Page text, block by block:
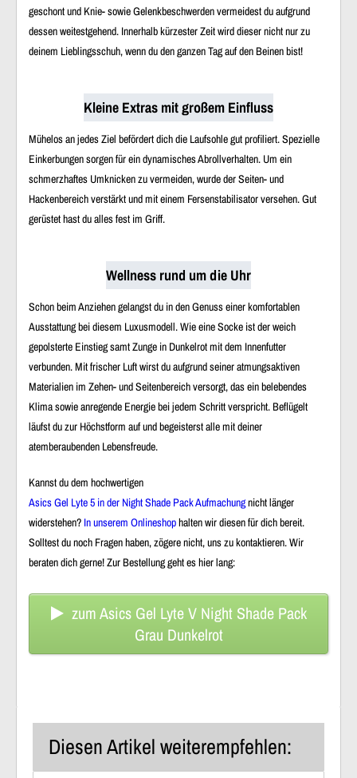
geschont und Knie- sowie Gelenkbeschwerden vermeidest du aufgrund
dessen weitestgehend. Innerhalb kürzester Zeit wird dieser nicht nur zu
deinem Lieblingsschuh, wenn du den ganzen Tag auf den Beinen bist!
Kleine Extras mit großem Einfluss
Mühelos an jedes Ziel befördert dich die Laufsohle gut profiliert. Spezielle
Einkerbungen sorgen für ein dynamisches Abrollverhalten. Um ein
schmerzhaftes Umknicken zu vermeiden, wurde der Seiten- und
Hackenbereich verstärkt und mit einem Fersenstabilisator versehen. Gut
gerüstet hast du alles fest im Griff.
Wellness rund um die Uhr
Schon beim Anziehen gelangst du in den Genuss einer komfortablen
Ausstattung bei diesem Luxusmodell. Wie eine Socke ist der weich
gepolsterte Einstieg samt Zunge in Dunkelrot mit dem Innenfutter
verbunden. Mit frischer Luft wirst du aufgrund seiner atmungsaktiven
Materialien im Zehen- und Seitenbereich versorgt, das ein belebendes
Klima sowie anregende Energie bei jedem Schritt verspricht. Beflügelt
läufst du zur Höchstform auf und begeisterst alle mit deiner
atemberaubenden Lebensfreude.
Kannst du dem hochwertigen
Asics Gel Lyte 5 in der Night Shade Pack Aufmachungnicht länger
widerstehen? In unserem Onlineshophalten wir diesen für dich bereit.
Solltest du noch Fragen haben, zögere nicht, uns zu kontaktieren. Wir
beraten dich gerne! Zur Bestellung geht es hier lang:
zum Asics Gel Lyte V Night Shade Pack
Grau Dunkelrot
Diesen Artikel weiterempfehlen: